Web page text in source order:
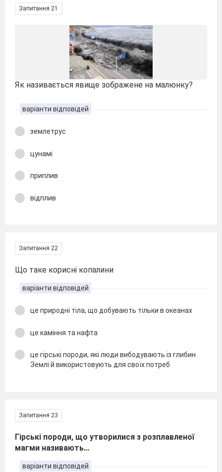
Запитання 21
Як називається явище зображене на малюнку?
варіанти відповідей
землетрус
цунамі
приплив
відплив
Запитання 22
Що таке корисні копалини
варіанти відповідей
це природні тіла, що добувають тільки в океанах
це каміння та нафта
це гірські породи, які люди вибодувають із глибин
Землі й використовують для своїх потреб
Запитання 23
Гірські породи, що утворилися з розплавленої
магми називають…
варіанти відповідей